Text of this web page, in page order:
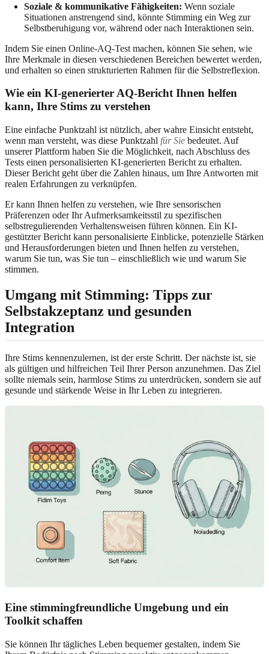
Soziale & kommunikative Fähigkeiten: Wenn soziale
Situationen anstrengend sind, könnte Stimming ein Weg zur
Selbstberuhigung vor, während oder nach Interaktionen sein.
Indem Sie einen Online-AQ-Test machen, können Sie sehen, wie
Ihre Merkmale in diesen verschiedenen Bereichen bewertet werden,
und erhalten so einen strukturierten Rahmen für die Selbstreflexion.
Wie ein KI-generierter AQ-Bericht Ihnen helfen
kann, Ihre Stims zu verstehen
Eine einfache Punktzahl ist nützlich, aber wahre Einsicht entsteht,
wenn man versteht, was diese Punktzahl für Sie bedeutet. Auf
unserer Plattform haben Sie die Möglichkeit, nach Abschluss des
Tests einen personalisierten KI-generierten Bericht zu erhalten.
Dieser Bericht geht über die Zahlen hinaus, um Ihre Antworten mit
realen Erfahrungen zu verknüpfen.
Er kann Ihnen helfen zu verstehen, wie Ihre sensorischen
Präferenzen oder Ihr Aufmerksamkeitsstil zu spezifischen
selbstregulierenden Verhaltensweisen führen können. Ein KI-
gestützter Bericht kann personalisierte Einblicke, potenzielle Stärken
und Herausforderungen bieten und Ihnen helfen zu verstehen,
warum Sie tun, was Sie tun – einschließlich wie und warum Sie
stimmen.
Umgang mit Stimming: Tipps zur
Selbstakzeptanz und gesunden
Integration
Ihre Stims kennenzulernen, ist der erste Schritt. Der nächste ist, sie
als gültigen und hilfreichen Teil Ihrer Person anzunehmen. Das Ziel
sollte niemals sein, harmlose Stims zu unterdrücken, sondern sie auf
gesunde und stärkende Weise in Ihr Leben zu integrieren.
Eine stimmingfreundliche Umgebung und ein
Toolkit schaffen
Sie können Ihr tägliches Leben bequemer gestalten, indem Sie